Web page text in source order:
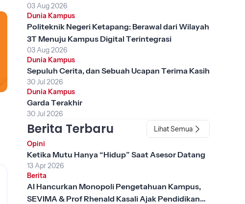
03 Aug 2026
Dunia Kampus
Politeknik Negeri Ketapang: Berawal dari Wilayah
3T Menuju Kampus Digital Terintegrasi
03 Aug 2026
Dunia Kampus
Sepuluh Cerita, dan Sebuah Ucapan Terima Kasih
30 Jul 2026
Dunia Kampus
Garda Terakhir
30 Jul 2026
Berita Terbaru
Lihat Semua
Opini
Ketika Mutu Hanya “Hidup” Saat Asesor Datang
13 Apr 2026
Berita
AI Hancurkan Monopoli Pengetahuan Kampus,
SEVIMA & Prof Rhenald Kasali Ajak Pendidikan